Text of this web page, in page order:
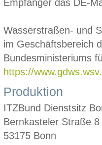
Empfänger das DE-
Wasserstraßen- und
im Geschäftsbereich
Bundesministeriums
https://
Produktion
ITZBund Dienstsitz
Bernkasteler Straße 8
53175 Bonn